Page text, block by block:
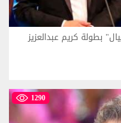
بطولة كريم عبدالعزيز
1290